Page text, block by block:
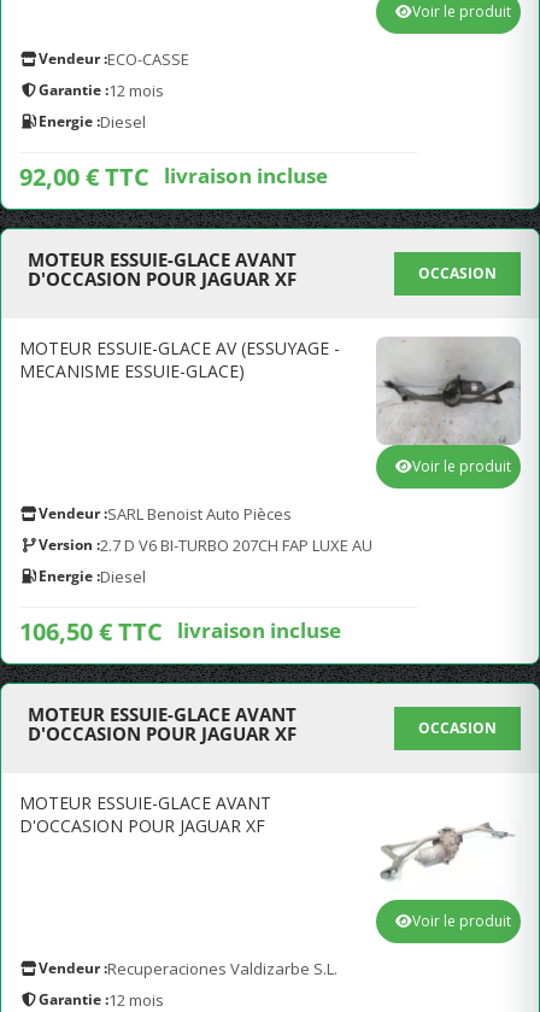
Vendeur :ECO-CASSE
Garantie :12 mois
Energie :Diesel
92,00 € TTC livraison incluse
Voir le produit
MOTEUR ESSUIE-GLACE AVANT
D'OCCASION POUR JAGUAR XF
OCCASION
MOTEUR ESSUIE-GLACE AV (ESSUYAGE -
MECANISME ESSUIE-GLACE)
Vendeur :SARL Benoist Auto Pièces
Version :2.7 D V6 BI-TURBO 207CH FAP LUXE AU
Energie :Diesel
106,50 € TTC livraison incluse
Voir le produit
MOTEUR ESSUIE-GLACE AVANT
D'OCCASION POUR JAGUAR XF
OCCASION
MOTEUR ESSUIE-GLACE AVANT
D'OCCASION POUR JAGUAR XF
Vendeur :Recuperaciones Valdizarbe S.L.
Garantie :12 mois
Voir le produit